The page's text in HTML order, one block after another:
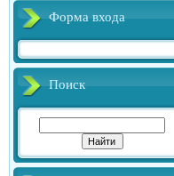
Форма входа
Поиск